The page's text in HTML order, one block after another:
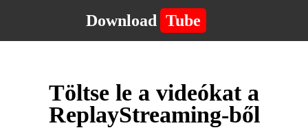
Download Tube
Töltse le a videókat a
ReplayStreaming-ből